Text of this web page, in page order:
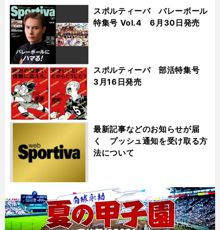
スポルティーバ バレーボール
特集号 Vol.4 6月30日発売
スポルティーバ 部活特集号
3月16日発売
最新記事などのお知らせが届
く プッシュ通知を受け取る方
法について